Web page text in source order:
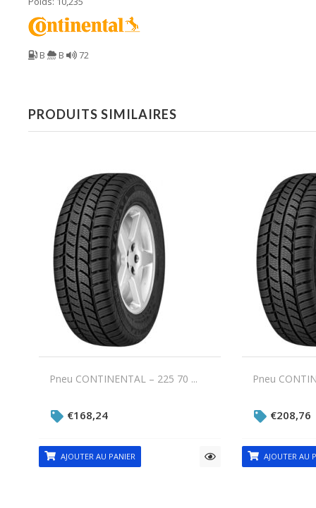
B B 72
PRODUITS SIMILAIRES
Pneu CONTINENTAL – 225 70 ...
€168,24
AJOUTER AU PANIER
Pneu
€208,76
AJOUTER AU